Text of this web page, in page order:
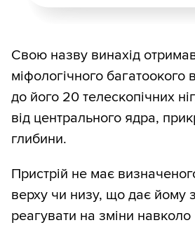
Свою назву винахід
міфологічного багатоокого
до його 20 телескопічних
від центрального ядра,
глибини.
Пристрій не має
верху чи низу, що дає йому
реагувати на зміни навколо